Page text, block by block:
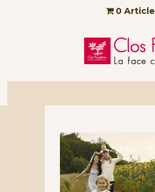
Passer au contenu principal0 Article